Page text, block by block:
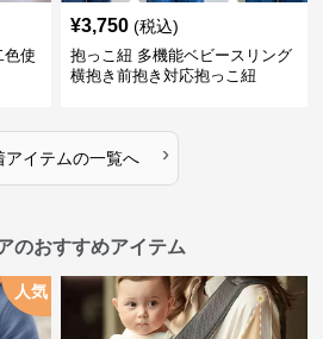
色使
¥3,750 (税込)
抱っこ紐 多機能ベビースリング
横抱き前抱き対応抱っこ紐
アイテムの一覧へ ›
のおすすめアイテム
人気